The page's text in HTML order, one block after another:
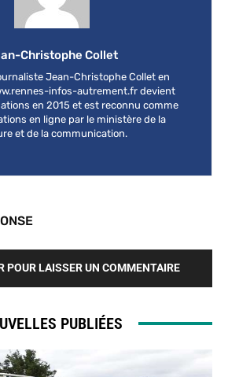
Christophe Collet
Jean-Christophe Collet en
infos-autrement.fr devient
en 2015 et est reconnu comme
en ligne par le ministère de la
et de la communication.
POUR LAISSER UN COMMENTAIRE
PUBLIÉES